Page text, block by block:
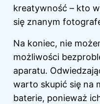
kreatywność – kto
się znanym
Na koniec, nie
możliwości
aparatu.
warto skupić się na
baterie, ponieważ